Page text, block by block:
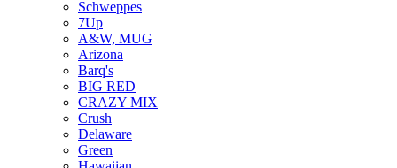
Schweppes
7Up
A&W, MUG
Arizona
Barq's
BIG RED
CRAZY MIX
Crush
Delaware
Green